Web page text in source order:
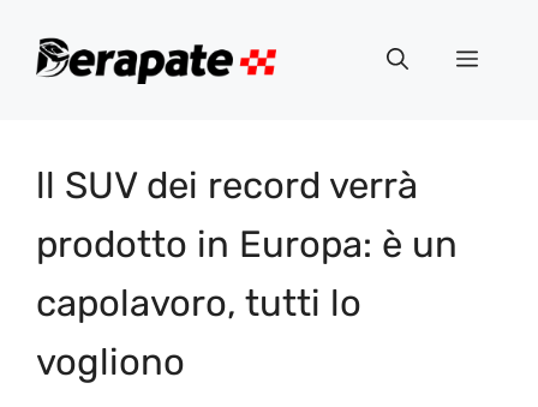
Menu
ll SUV dei record verrà
prodotto in Europa: è un
capolavoro, tutti lo
vogliono